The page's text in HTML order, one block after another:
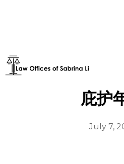
如何在移民局
庇护
July 7,